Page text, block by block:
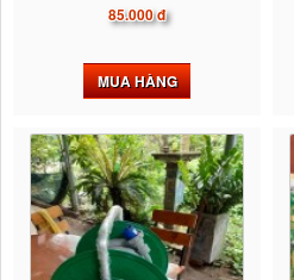
85.000 đ
MUA HÀNG